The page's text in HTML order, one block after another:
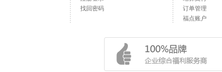
找回密码
订单管理
福点账户